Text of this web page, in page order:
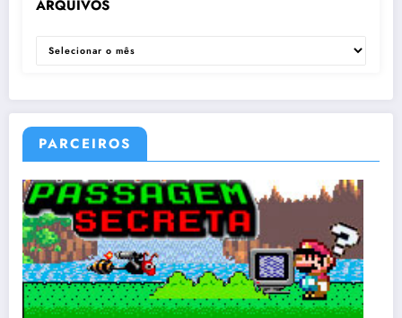
ARQUIVOS
ARQUIVOS
PARCEIROS